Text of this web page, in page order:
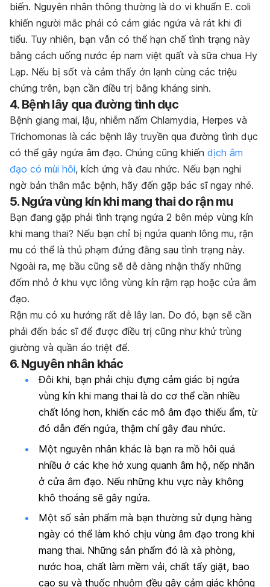
biến. Nguyên nhân thông thường là do vi khuẩn E. coli
khiến người mắc phải có cảm giác ngứa và rát khi đi
tiểu. Tuy nhiên, bạn vẫn có thể hạn chế tình trạng này
bằng cách uống nước ép nam việt quất và sữa chua Hy
Lạp. Nếu bị sốt và cảm thấy ớn lạnh cùng các triệu
chứng trên, bạn cần điều trị bằng kháng sinh.
4. Bệnh lây qua đường tình dục
Bệnh giang mai, lậu, nhiễm nấm Chlamydia, Herpes và
Trichomonas là các bệnh lây truyền qua đường tình dục
có thể gây ngứa âm đạo. Chúng cũng khiến dịch âm
đạo có mùi hôi, kích ứng và đau nhức. Nếu bạn nghi
ngờ bản thân mắc bệnh, hãy đến gặp bác sĩ ngay nhé.
5. Ngứa vùng kín khi mang thai do rận mu
Bạn đang gặp phải tình trạng ngứa 2 bên mép vùng kín
khi mang thai? Nếu bạn chỉ bị ngứa quanh lông mu, rận
mu có thể là thủ phạm đứng đằng sau tình trạng này.
Ngoài ra, mẹ bầu cũng sẽ dễ dàng nhận thấy những
đốm nhỏ ở khu vực lông vùng kín rậm rạp hoặc cửa âm
đạo.
Rận mu có xu hướng rất dễ lây lan. Do đó, bạn sẽ cần
phải đến bác sĩ để được điều trị cũng như khử trùng
giường và quần áo triệt để.
6. Nguyên nhân khác
Đôi khi, bạn phải chịu đựng cảm giác bị ngứa
vùng kín khi mang thai là do cơ thể cần nhiều
chất lỏng hơn, khiến các mô âm đạo thiếu ẩm, từ
đó dẫn đến ngứa, thậm chí gây đau nhức.
Một nguyên nhân khác là bạn ra mồ hôi quá
nhiều ở các khe hở xung quanh âm hộ, nếp nhăn
ở cửa âm đạo. Nếu những khu vực này không
khô thoáng sẽ gây ngứa.
Một số sản phẩm mà bạn thường sử dụng hàng
ngày có thể làm khó chịu vùng âm đạo trong khi
mang thai. Những sản phẩm đó là xà phòng,
nước hoa, chất làm mềm vải, chất tẩy giặt, bao
cao su và thuốc nhuộm đều gây cảm giác không